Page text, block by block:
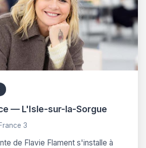
— L'Isle-sur-la-Sorgue
3
de Flavie Flament s'installe à